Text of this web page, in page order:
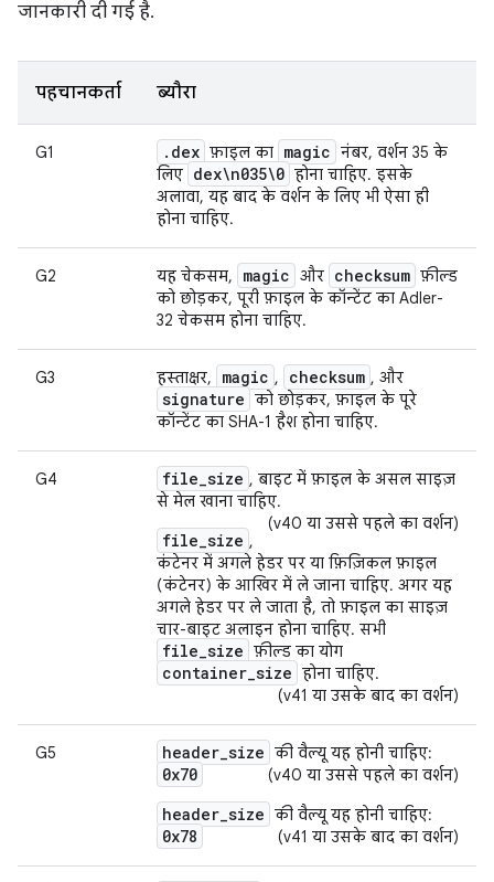
जानकारी दी गई है.
पहचानकर्ता ब्यौरा
G1 . dex फ़ाइल का magic नंबर, वर्शन 35 के
लिए dex\n035\0 होना चाहिए. इसके
अलावा, यह बाद के वर्शन के लिए भी ऐसा ही
होना चाहिए.
G2 यह चेकसम, magic और checksum फ़ील्ड
को छोड़कर, पूरी फ़ाइल के कॉन्टेंट का Adler-
32 चेकसम होना चाहिए.
G3 हस्ताक्षर, magic , checksum , और
signature को छोड़कर, फ़ाइल के पूरे
कॉन्टेंट का SHA-1 हैश होना चाहिए.
G4 file_size , बाइट में फ़ाइल के असल साइज़
से मेल खाना चाहिए.
(v40 या उससे पहले का वर्शन)
file_size ,
कंटेनर में अगले हेडर पर या फ़िज़िकल फ़ाइल
(कंटेनर) के आखिर में ले जाना चाहिए. अगर यह
अगले हेडर पर ले जाता है, तो फ़ाइल का साइज़
चार-बाइट अलाइन होना चाहिए. सभी
file_size फ़ील्ड का योग
container_size होना चाहिए.
(v41 या उसके बाद का वर्शन)
G5 header_size की वैल्यू यह होनी चाहिए:
0x70 (v40 या उससे पहले का वर्शन)
header_size की वैल्यू यह होनी चाहिए:
0x78 (v41 या उसके बाद का वर्शन)